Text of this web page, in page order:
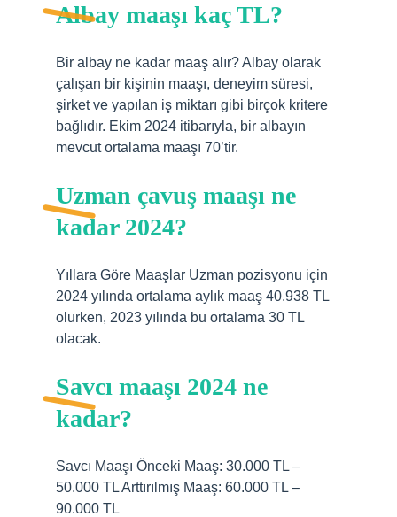
Albay maaşı kaç TL?
Bir albay ne kadar maaş alır? Albay olarak
çalışan bir kişinin maaşı, deneyim süresi,
şirket ve yapılan iş miktarı gibi birçok kritere
bağlıdır. Ekim 2024 itibarıyla, bir albayın
mevcut ortalama maaşı 70’tir.
Uzman çavuş maaşı ne
kadar 2024?
Yıllara Göre Maaşlar Uzman pozisyonu için
2024 yılında ortalama aylık maaş 40.938 TL
olurken, 2023 yılında bu ortalama 30 TL
olacak.
Savcı maaşı 2024 ne
kadar?
Savcı Maaşı Önceki Maaş: 30.000 TL –
50.000 TL Arttırılmış Maaş: 60.000 TL –
90.000 TL